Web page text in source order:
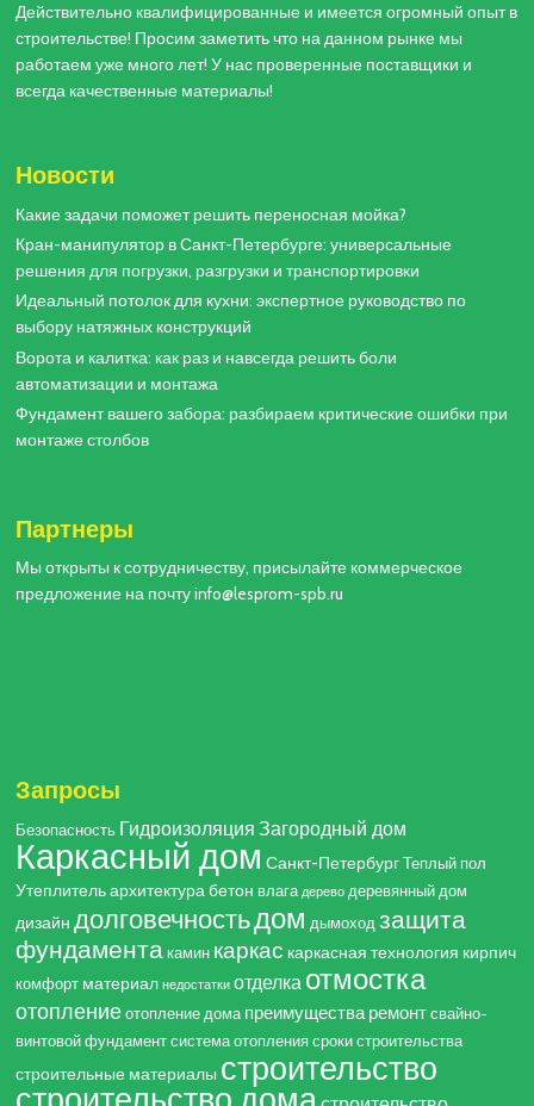
Действительно квалифицированные и имеется огромный опыт в
строительстве! Просим заметить что на данном рынке мы
работаем уже много лет! У нас проверенные поставщики и
всегда качественные материалы!
Новости
Какие задачи поможет решить переносная мойка?
Кран-манипулятор в Санкт-Петербурге: универсальные
решения для погрузки, разгрузки и транспортировки
Идеальный потолок для кухни: экспертное руководство по
выбору натяжных конструкций
Ворота и калитка: как раз и навсегда решить боли
автоматизации и монтажа
Фундамент вашего забора: разбираем критические ошибки при
монтаже столбов
Партнеры
Мы открыты к сотрудничеству, присылайте коммерческое
предложение на почту info@lesprom-spb.ru
Запросы
Безопасность Гидроизоляция Загородный дом
Каркасный дом Санкт-Петербург Теплый пол
Утеплительархитектурабетон влага дерево деревянный дом
дизайн долговечностьдом дымоход защита
фундамента камин каркас каркасная технология кирпич
комфорт материал недостатки отделка отмостка
отопление отопление дома преимуществаремонт свайно-
винтовой фундамент система отопления сроки строительства
строительные материалы строительство